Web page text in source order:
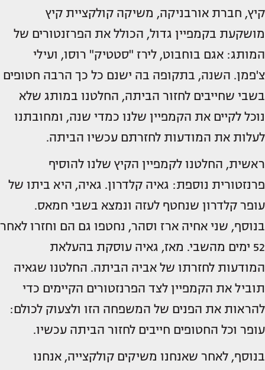
קיץ, חברת אורבניקה, משיקה קולקציית קיץ
מושקעת בקמפיין גדול, הכולל את הפרזנטורים של
המותג: אגם בוחבוט, לירז "סטטיק" רוסו, ועילי
צ'פמן. השנה, בתקופה בה ישנם כל כך הרבה חטופים
בשבי שחייבים לחזור הביתה, החלטנו במותג שלא
נוכל לקיים את הקמפיין שלנו כמדי שנה, ומחובתנו
לעלות את המודעות לחזרתם עכשיו הביתה.
ראשית, החלטנו לקמפיין הקיץ שלנו להוסיף
פרנזטורית נוספת: גאיה קלדרון. גאיה, היא ביתו של
עופר קלדרון שנחטף לעזה ונמצא בשבי חמאס.
בנוסף, שני אחיה ארז וסהר, נחטפו גם הם וחזרו לאחר
52 ימים מהשבי. מאז, גאיה עוסקת בהעלאת
המודעות לחזרתו של אביה הביתה. החלטנו שגאיה
תוביל את הקמפיין לצד הפרנזטורים הקיימים כדי
להראות את הפנים של המשפחה הזו ולצעוק לכולם:
עופר וכל החטופים חייבים לחזור הביתה עכשיו.
בנוסף, לאחר שאנחנו משיקים קולקצייה, אנחנו